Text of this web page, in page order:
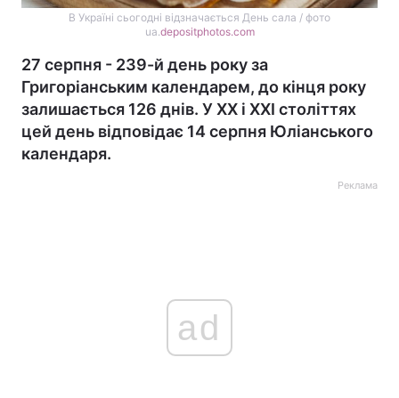
В Україні сьогодні відзначається День сала / фото
ua.depositphotos.com
27 серпня - 239-й день року за
Григоріанським календарем, до кінця року
залишається 126 днів. У XX і XXI століттях
цей день відповідає 14 серпня Юліанського
календаря.
Реклама
ad